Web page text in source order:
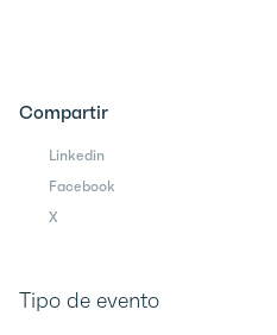
Compartir
Linkedin
Facebook
X
Tipo de evento